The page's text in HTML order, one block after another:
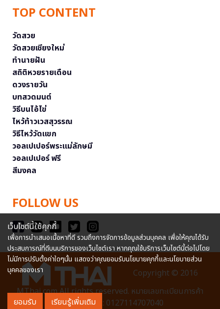
TOP CONTENT
วัดสวย
วัดสวยเชียงใหม่
ทำนายฝัน
สถิติหวยรายเดือน
ดวงรายวัน
บทสวดมนต์
วิธีบนไอ้ไข่
ไหว้ท้าวเวสสุวรรณ
วิธีไหว้วัดแขก
วอลเปเปอร์พระแม่ลักษมี
วอลเปเปอร์ ฟรี
สีมงคล
FOLLOW US
Copyright © 2016
MThai.com All rights reserved. หมายเลขทะเบียนการค้า
อิเล็กทรอนิกส์ : 0127114707040
เว็บไซต์นี้ใช้คุกกี้
เพื่อการนำเสนอเนื้อหาที่ดี รวมถึงการจัดการข้อมูลส่วนบุคคล เพื่อให้คุณได้รับ
ประสบการณ์ที่ดีบนบริการของเว็บไซต์เรา หากคุณใช้บริการเว็บไซต์นี้ต่อไปโดย
ไม่มีการปรับตั้งค่าใดๆนั้น แสดงว่าคุณยอมรับนโยบายคุกกี้และนโยบายส่วน
บุคคลของเรา
ยอมรับ เรียนรู้เพิ่มเติม